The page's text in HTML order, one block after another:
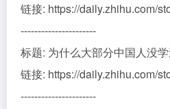
链接: https://daily.zhihu.com/
----------------------
标题: 为什么大部分中国人没
链接: https://daily.zhihu.com/
----------------------